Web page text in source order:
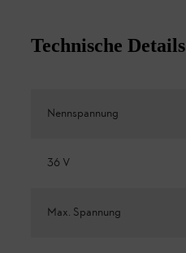
Technische Details
Nennspannung
36 V
Max. Spannung